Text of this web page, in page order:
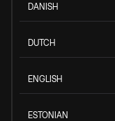
DANISH
DUTCH
ENGLISH
ESTONIAN